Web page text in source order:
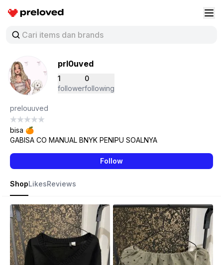
Preloved Indonesia
prl0uved
1
follower
0
following
prelouuved
bisa 🍊
GABISA CO MANUAL BNYK PENIPU SOALNYA
Follow
ShopLikesReviews